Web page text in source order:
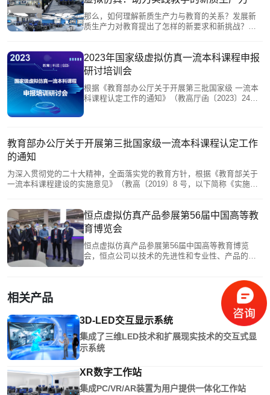
那么，如何理解新质生产力与教育的关系？发展新
质生产力对教育提出了怎样的新要求和新挑战？如
2023年国家级虚拟仿真一流本科课程申报
研讨培训会
根据《教育部办公厅关于开展第三批国家级 一流本
科课程认定工作的通知》（教高厅函〔2023〕24
点，我司拟于2023年12月03日，举行第三批国家级
虚拟仿真一流本科课程材料准备与申报研讨培训活
教育部办公厅关于开展第三批国家级一流本科课程认定工作
的通知
为深入贯彻党的二十大精神，全面落实党的教育方针，根据《教育部关于
一流本科课程建设的实施意见》（教高〔2019〕8 号，以下简称《实施意
恒点虚拟仿真产品参展第56届中国高等教
育博览会
恒点虚拟仿真产品参展第56届中国高等教育博览
会，恒点公司以技术的先进性和专业性、产品的强
件编辑器”，还是虚拟仿真实训室建设，亦或是虚拟
仿真共享教学平台及虚拟仿真一流课程建设，受到
相关产品
3D-LED交互显示系统
集成了三维LED技术和扩展现实技术的交互式显
示系统
XR数字工作站
集成PC/VR/AR装置为用户提供一体化工作站